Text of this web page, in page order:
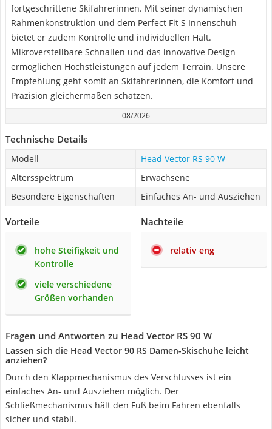
fortgeschrittene Skifahrerinnen. Mit seiner dynamischen
Rahmenkonstruktion und dem Perfect Fit S Innenschuh
bietet er zudem Kontrolle und individuellen Halt.
Mikroverstellbare Schnallen und das innovative Design
ermöglichen Höchstleistungen auf jedem Terrain. Unsere
Empfehlung geht somit an Skifahrerinnen, die Komfort und
Präzision gleichermaßen schätzen.
08/2026
Technische Details
Modell
Head Vector RS 90 W
Altersspektrum
Erwachsene
Besondere Eigenschaften
Einfaches An- und Ausziehen
Vorteile
hohe Steifigkeit und
Kontrolle
viele verschiedene
Größen vorhanden
Nachteile
relativ eng
Fragen und Antworten zu Head Vector RS 90 W
Lassen sich die Head Vector 90 RS Damen-Skischuhe leicht
anziehen?
Durch den Klappmechanismus des Verschlusses ist ein
einfaches An- und Ausziehen möglich. Der
Schließmechanismus hält den Fuß beim Fahren ebenfalls
sicher und stabil.